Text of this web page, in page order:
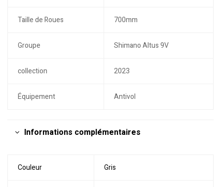
Taille de Roues 700mm
Groupe Shimano Altus 9V
collection 2023
Équipement Antivol
Informations complémentaires
Couleur Gris